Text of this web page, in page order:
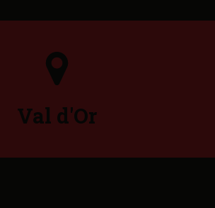
Val d'Or